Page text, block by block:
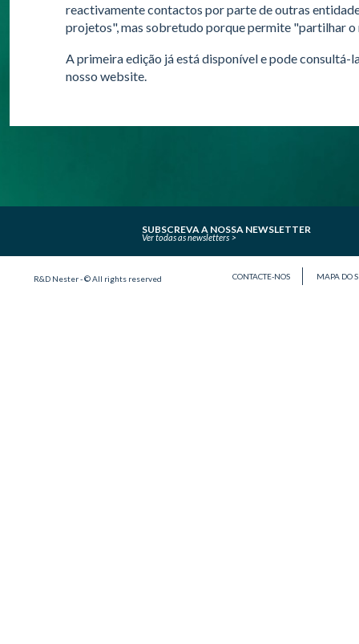
reactivamente contactos por parte de outras
projetos", mas sobretudo porque permite "partilhar o
A primeira edição já está disponível e pode consultá-
nosso website.
SUBSCREVA A NOSSA NEWSLETTER
Ver todas as newsletters
R&D Nester - © All rights reserved CONTACTE-NOS MAPA DO